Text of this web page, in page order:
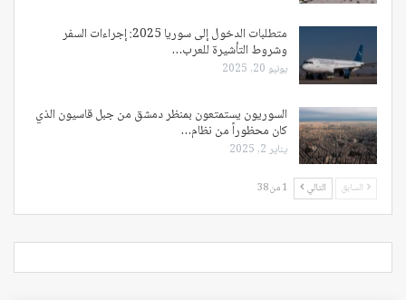
متطلبات الدخول إلى سوريا 2025: إجراءات السفر
وشروط التأشيرة للعرب…
يونيو 20, 2025
السوريون يستمتعون بمنظر دمشق من جبل قاسيون الذي
كان محظوراً من نظام…
يناير 2, 2025
السابق التالي 1 من 38